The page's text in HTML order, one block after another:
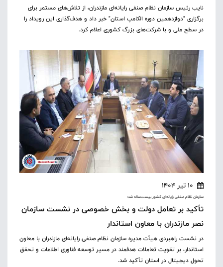
نایب رئیس سازمان نظام صنفی رایانه‌ای مازندران، از تلاش‌های مستمر برای
برگزاری "دوازدهمین دوره الکامپ استان" خبر داد و هدف‌گذاری این رویداد را
در سطح ملی و با شرکت‌های بزرگ کشوری اعلام کرد.
10 تیر 1404
سازمان نظام صنفی رایانه‌ای کشور بیست‌ساله شد؛
تأکید بر تعامل دولت و بخش خصوصی در نشست سازمان
نصر مازندران با معاون استاندار
در نشست راهبردی هیأت مدیره سازمان نظام صنفی رایانه‌ای مازندران با معاون
استاندار، بر تقویت تعاملات هدفمند در مسیر توسعه فناوری اطلاعات و تحقق
تحول دیجیتال در استان تأکید شد.